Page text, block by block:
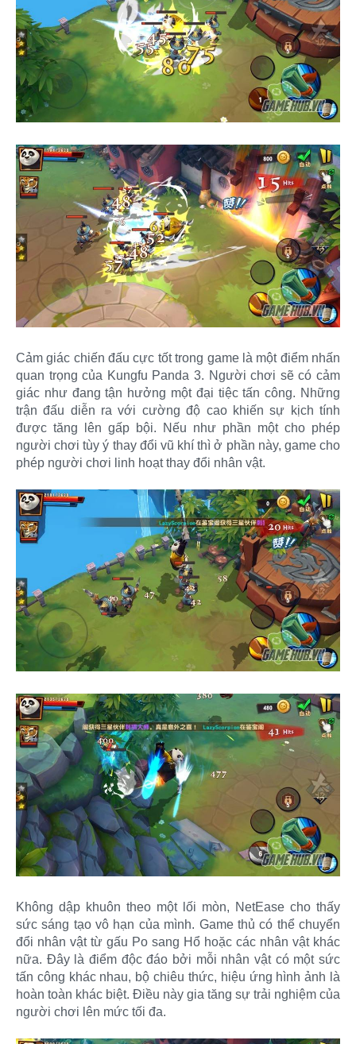
Cảm giác chiến đấu cực tốt trong game là một điểm nhấn
quan trọng của Kungfu Panda 3. Người chơi sẽ có cảm
giác như đang tận hưởng một đại tiệc tấn công. Những
trận đấu diễn ra với cường độ cao khiến sự kịch tính
được tăng lên gấp bội. Nếu như phần một cho phép
người chơi tùy ý thay đổi vũ khí thì ở phần này, game cho
phép người chơi linh hoạt thay đổi nhân vật.
Không dập khuôn theo một lối mòn, NetEase cho thấy
sức sáng tạo vô hạn của mình. Game thủ có thể chuyển
đổi nhân vật từ gấu Po sang Hổ hoặc các nhân vật khác
nữa. Đây là điểm độc đáo bởi mỗi nhân vật có một sức
tấn công khác nhau, bộ chiêu thức, hiệu ứng hình ảnh là
hoàn toàn khác biệt. Điều này gia tăng sự trải nghiệm của
người chơi lên mức tối đa.